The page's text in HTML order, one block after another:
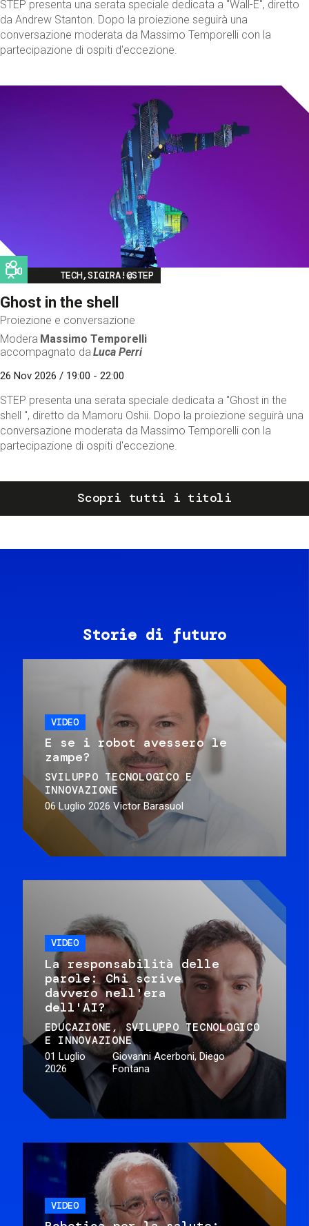
STEP presenta una serata speciale dedicata a "Wall-E", diretto
da Andrew Stanton. Dopo la proiezione seguirà una
conversazione moderata da Massimo Temporelli con la
partecipazione di ospiti d'eccezione.
Image
TECH,SIGIRA!@STEP
Ghost in the shell
Proiezione e conversazione
Modera Massimo Temporelli
accompagnato da Luca Perri
26 Nov 2026 / 19:00 - 22:00
STEP presenta una serata speciale dedicata a "Ghost in the
shell ", diretto da Mamoru Oshii. Dopo la proiezione seguirà una
conversazione moderata da Massimo Temporelli con la
partecipazione di ospiti d'eccezione.
Scopri tutti i titoli
Storie di futuro
VIDEO
E se i robot avessero le
zampe?
SVILUPPO TECNOLOGICO E
INNOVAZIONE
06 Luglio 2026 Victor Barasuol
VIDEO
La responsabilità delle
parole: Chi scrive
davvero nell'era
dell'AI?
EDUCAZIONE
SVILUPPO TECNOLOGICO
E INNOVAZIONE
01 Luglio
2026
Giovanni Acerboni, Diego
Fontana
VIDEO